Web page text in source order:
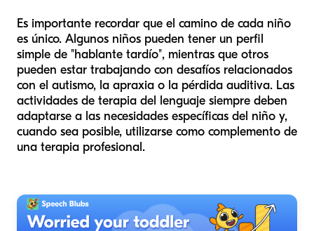
Es importante recordar que el camino de cada niño
es único. Algunos niños pueden tener un perfil
simple de "hablante tardío", mientras que otros
pueden estar trabajando con desafíos relacionados
con el autismo, la apraxia o la pérdida auditiva. Las
actividades de terapia del lenguaje siempre deben
adaptarse a las necesidades específicas del niño y,
cuando sea posible, utilizarse como complemento de
una terapia profesional.